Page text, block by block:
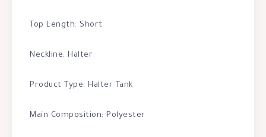
Top Length: Short
Neckline: Halter
Product Type: Halter Tank
Main Composition: Polyester